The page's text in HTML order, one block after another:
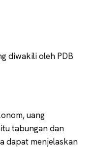
diwakili oleh PDB
uang
tabungan dan
dapat menjelaskan